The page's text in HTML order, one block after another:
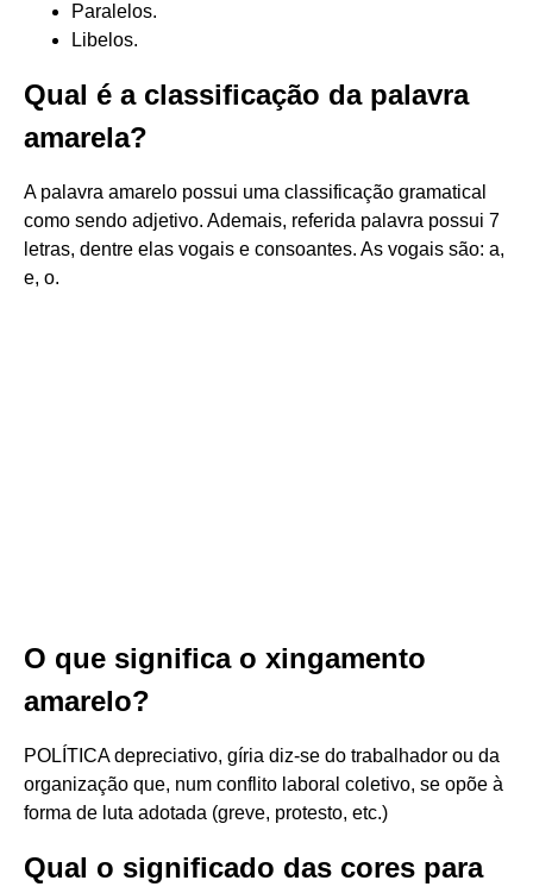
Paralelos.
Libelos.
Qual é a classificação da palavra
amarela?
A palavra amarelo possui uma classificação gramatical
como sendo adjetivo. Ademais, referida palavra possui 7
letras, dentre elas vogais e consoantes. As vogais são: a,
e, o.
O que significa o xingamento
amarelo?
POLÍTICA depreciativo, gíria diz-se do trabalhador ou da
organização que, num conflito laboral coletivo, se opõe à
forma de luta adotada (greve, protesto, etc.)
Qual o significado das cores para